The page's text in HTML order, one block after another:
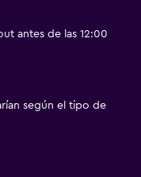
antes de las 12:00
según el tipo de